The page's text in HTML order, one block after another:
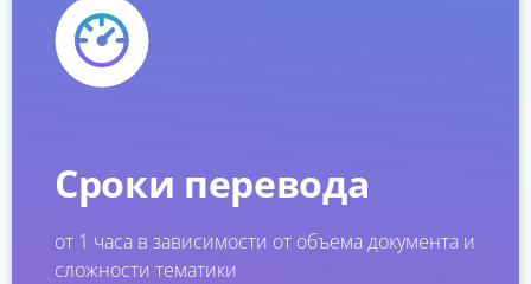
Сроки перевода
от 1 часа в зависимости от объема документа и
сложности тематики